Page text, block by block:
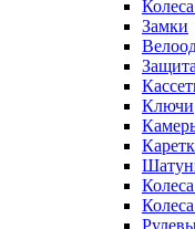
Замки
Ключи